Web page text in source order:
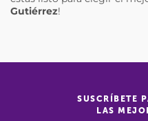
Gutiérrez!
SUSCRÍBETE
LAS